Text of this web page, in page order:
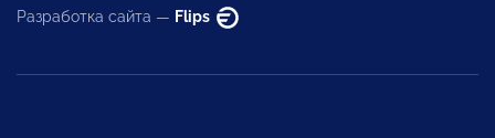
Разработка сайта — Flips